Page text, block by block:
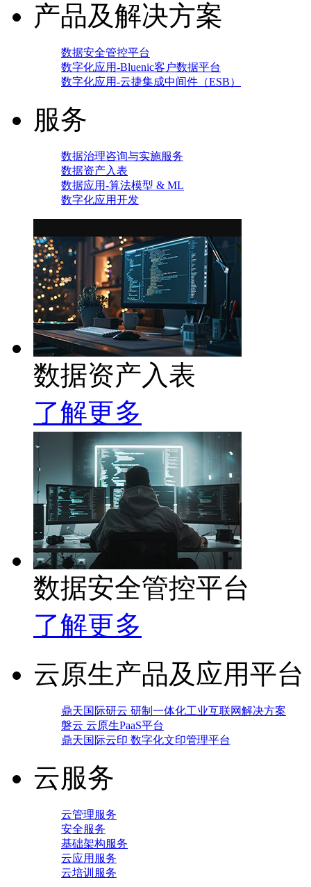
产品及解决方案
数据安全管控平台
数字化应用-Bluenic客户数据平台
数字化应用-云捷集成中间件（ESB）
服务
数据治理咨询与实施服务
数据资产入表
数据应用-算法模型 & ML
数字化应用开发
数据资产入表
了解更多
数据安全管控平台
了解更多
云原生产品及应用平台
鼎天国际研云 研制一体化工业互联网解决方案
磐云 云原生PaaS平台
鼎天国际云印 数字化文印管理平台
云服务
云管理服务
安全服务
基础架构服务
云应用服务
云培训服务